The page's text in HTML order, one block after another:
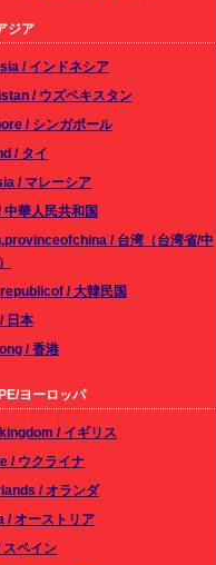
ジア
/ インドネシア
/ ウズベキスタン
/ シンガポール
/ タイ
/ マレーシア
中華人民共和国
/ 台湾（台湾省/中
/ 大韓民国
日本
/ 香港
ヨーロッパ
/ イギリス
/ ウクライナ
/ オランダ
/ オーストリア
スペイン